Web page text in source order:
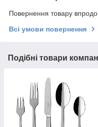
Повернення товару
Всі умови повернення
Подібні товари